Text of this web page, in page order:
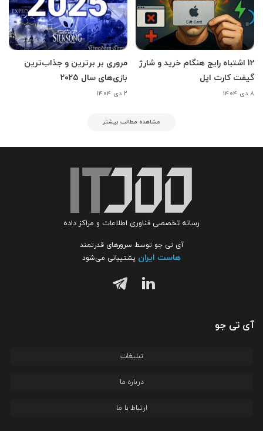
12 اشتباه رایج هنگام خرید و شارژ
گیفت کارت اپل
۸ دی ۱۴۰۴
مروری بر برترین و جذاب‌ترین
بازی‌های سال ۲۰۲۵
۲ دی ۱۴۰۴
مشاهده مطالب بیشتر
رسانه تخصصی فناوری اطلاعات و مراکز داده
آی تی جو توسط سرورهای قدرتمند
هاست ایران پشتیبانی می‌شود
آی تی جو
تبلیغات
درباره ما
ارتباط با ما